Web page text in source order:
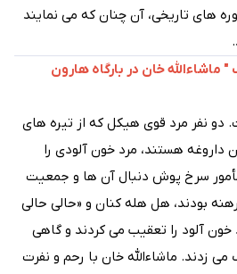
های تاریخی، آن چنان که می نمایند
خان در بارگاه هارون
دو نفر مرد قوی هیکل که از تیره های
داروغه هستند، مرد خون آلودی را
سرخ پوش دنبال آن ها و جمعیت
بودند، هل هله کنان و «حالی حالی
خون آلود را تعقیب می کردند و گاهی
زدند. ماشاءالله خان با رحم و نفرت